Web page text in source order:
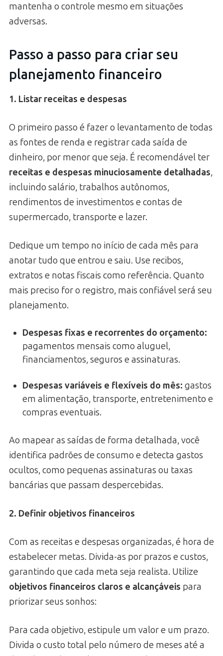
mantenha o controle mesmo em situações
adversas.
Passo a passo para criar seu
planejamento financeiro
1. Listar receitas e despesas
O primeiro passo é fazer o levantamento de todas
as fontes de renda e registrar cada saída de
dinheiro, por menor que seja. É recomendável ter
receitas e despesas minuciosamente detalhadas,
incluindo salário, trabalhos autônomos,
rendimentos de investimentos e contas de
supermercado, transporte e lazer.
Dedique um tempo no início de cada mês para
anotar tudo que entrou e saiu. Use recibos,
extratos e notas fiscais como referência. Quanto
mais preciso for o registro, mais confiável será seu
planejamento.
Despesas fixas e recorrentes do orçamento:
pagamentos mensais como aluguel,
financiamentos, seguros e assinaturas.
Despesas variáveis e flexíveis do mês: gastos
em alimentação, transporte, entretenimento e
compras eventuais.
Ao mapear as saídas de forma detalhada, você
identifica padrões de consumo e detecta gastos
ocultos, como pequenas assinaturas ou taxas
bancárias que passam despercebidas.
2. Definir objetivos financeiros
Com as receitas e despesas organizadas, é hora de
estabelecer metas. Divida-as por prazos e custos,
garantindo que cada meta seja realista. Utilize
objetivos financeiros claros e alcançáveis para
priorizar seus sonhos:
Para cada objetivo, estipule um valor e um prazo.
Divida o custo total pelo número de meses até a